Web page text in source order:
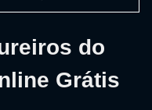
do
Grátis